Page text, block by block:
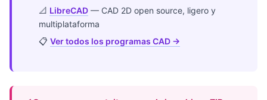
📐 LibreCAD — CAD 2D open source, ligero y
multiplataforma
📋Ver todos los programas CAD →